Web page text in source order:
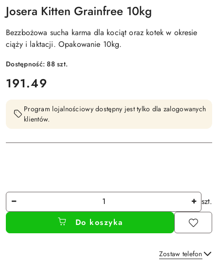
Josera Kitten Grainfree 10kg
Bezzbożowa sucha karma dla kociąt oraz kotek w okresie
ciąży i laktacji. Opakowanie 10kg.
Dostępność:88szt.
cena:
191.49
Program lojalnościowy dostępny jest tylko dla zalogowanych
klientów.
Ilość
szt.
Do koszyka
Zostaw telefon